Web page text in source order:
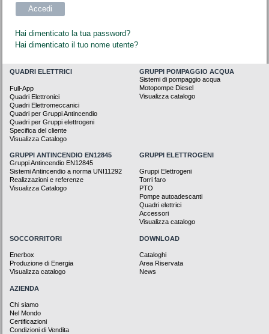
Accedi
Hai dimenticato la tua password?
Hai dimenticato il tuo nome utente?
QUADRI ELETTRICI
Full-App
Quadri Elettronici
Quadri Elettromeccanici
Quadri per Gruppi Antincendio
Quadri per Gruppi elettrogeni
Specifica del cliente
Visualizza Catalogo
GRUPPI POMPAGGIO ACQUA
Sistemi di pompaggio acqua
Motopompe Diesel
Visualizza catalogo
GRUPPI ANTINCENDIO EN12845
Gruppi Antincendio EN12845
Sistemi Antincendio a norma UNI11292
Realizzazioni e referenze
Visualizza Catalogo
GRUPPI ELETTROGENI
Gruppi Elettrogeni
Torri faro
PTO
Pompe autoadescanti
Quadri elettrici
Accessori
Visualizza catalogo
SOCCORRITORI
Enerbox
Produzione di Energia
Visualizza catalogo
DOWNLOAD
Cataloghi
Area Riservata
News
AZIENDA
Chi siamo
Nel Mondo
Certificazioni
Condizioni di Vendita